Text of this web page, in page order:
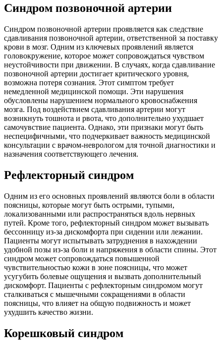
Синдром позвоночной артерии
Синдром позвоночной артерии проявляется как следствие
сдавливания позвоночной артерии, ответственной за поставку
крови в мозг. Одним из ключевых проявлений является
головокружение, которое может сопровождаться чувством
неустойчивости при движении. В случаях, когда сдавливание
позвоночной артерии достигает критического уровня,
возможна потеря сознания. Этот симптом требует
немедленной медицинской помощи. Эти нарушения
обусловлены нарушением нормального кровоснабжения
мозга. Под воздействием сдавливания артерии могут
возникнуть тошнота и рвота, что дополнительно ухудшает
самочувствие пациента. Однако, эти признаки могут быть
неспецифичными, что подчеркивает важность медицинской
консультации с врачом-неврологом для точной диагностики и
назначения соответствующего лечения.
Рефлекторный синдром
Одним из его основных проявлений являются боли в области
поясницы, которые могут быть острыми, тупыми,
локализованными или распространяться вдоль нервных
путей. Кроме того, рефлекторный синдром может вызывать
бессонницу из-за дискомфорта при сидении или лежании.
Пациенты могут испытывать затруднения в нахождении
удобной позы из-за боли и напряжения в области спины. Этот
синдром может сопровождаться повышенной
чувствительностью кожи в зоне поясницы, что может
усугубить болевые ощущения и вызвать дополнительный
дискомфорт. Пациенты с рефлекторным синдромом могут
сталкиваться с мышечными сокращениями в области
поясницы, что влияет на общую подвижность и может
ухудшить качество жизни.
Корешковый синдром